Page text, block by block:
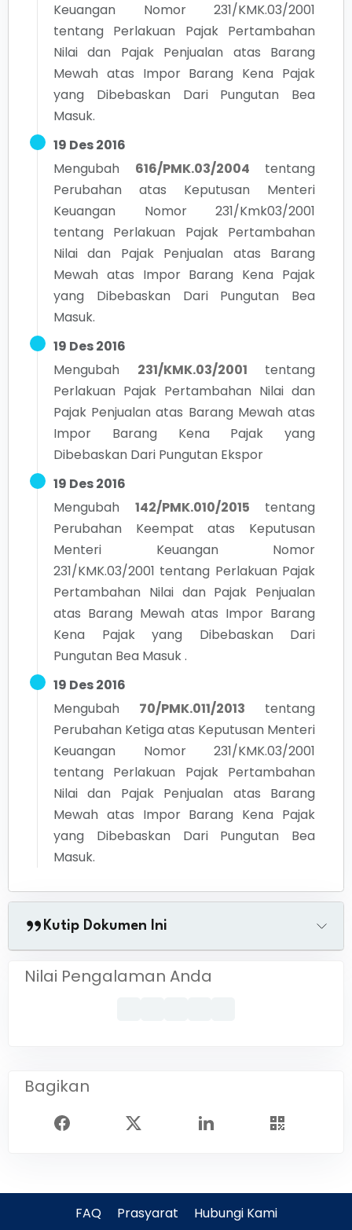
Keuangan Nomor 231/KMK.03/2001
tentang Perlakuan Pajak Pertambahan
Nilai dan Pajak Penjualan atas Barang
Mewah atas Impor Barang Kena Pajak
yang Dibebaskan Dari Pungutan Bea
Masuk.
19 Des 2016
Mengubah
616/PMK.03/2004
tentang
Perubahan atas Keputusan Menteri
Keuangan Nomor 231/Kmk03/2001
tentang Perlakuan Pajak Pertambahan
Nilai dan Pajak Penjualan atas Barang
Mewah atas Impor Barang Kena Pajak
yang Dibebaskan Dari Pungutan Bea
Masuk.
19 Des 2016
Mengubah
231/KMK.03/2001
tentang
Perlakuan Pajak Pertambahan Nilai dan
Pajak Penjualan atas Barang Mewah atas
Impor Barang Kena Pajak yang
Dibebaskan Dari Pungutan Ekspor
19 Des 2016
Mengubah
142/PMK.010/2015
tentang
Perubahan Keempat atas Keputusan
Menteri Keuangan Nomor
231/KMK.03/2001 tentang Perlakuan Pajak
Pertambahan Nilai dan Pajak Penjualan
atas Barang Mewah atas Impor Barang
Kena Pajak yang Dibebaskan Dari
Pungutan Bea Masuk .
19 Des 2016
Mengubah
70/PMK.011/2013
tentang
Perubahan Ketiga atas Keputusan Menteri
Keuangan Nomor 231/KMK.03/2001
tentang Perlakuan Pajak Pertambahan
Nilai dan Pajak Penjualan atas Barang
Mewah atas Impor Barang Kena Pajak
yang Dibebaskan Dari Pungutan Bea
Masuk.
Kutip Dokumen Ini
Nilai Pengalaman Anda
Bagikan
FAQ Prasyarat Hubungi Kami